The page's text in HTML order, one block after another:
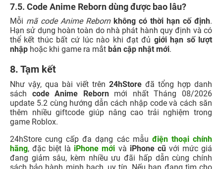
7.5. Code Anime Reborn dùng được bao lâu?
Mỗi mã code Anime Reborn không có thời hạn cố định.
Hạn sử dụng hoàn toàn do nhà phát hành quy định và có
thể kết thúc bất cứ lúc nào khi đạt đủ giới hạn số lượt
nhập hoặc khi game ra mắt bản cập nhật mới.
8. Tạm kết
Như vậy, qua bài viết trên 24hStore đã tổng hợp danh
sách code Anime Rebornmới nhất Tháng 08/2026
update 5.2 cùng hướng dẫn cách nhập code và cách săn
thêm nhiều giftcode giúp nâng cao trải nghiệm trong
game Roblox.
24hStore cung cấp đa dạng các mẫu điện thoại chính
hãng, đặc biệt là iPhone mới và iPhone cũvới mức giá
đang giảm sâu, kèm nhiều ưu đãi hấp dẫn cùng chính